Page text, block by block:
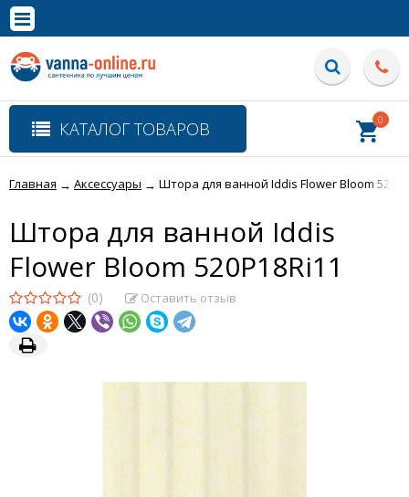
Полная версия сайта
КАТАЛОГ ТОВАРОВ 0
Главная → Аксессуары → Штора для ванной Iddis Flower Bloom
Штора для ванной Iddis
Flower Bloom 520P18Ri11
(0) Оставить отзыв